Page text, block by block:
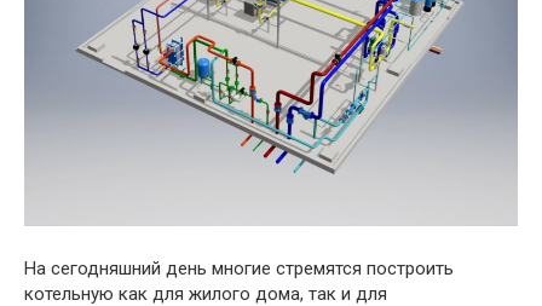
На сегодняшний день многие стремятся построить
котельную как для жилого дома, так и для